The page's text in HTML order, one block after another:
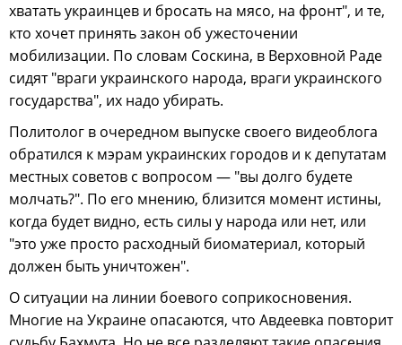
хватать украинцев и бросать на мясо, на фронт", и те,
кто хочет принять закон об ужесточении
мобилизации. По словам Соскина, в Верховной Раде
сидят "враги украинского народа, враги украинского
государства", их надо убирать.
Политолог в очередном выпуске своего видеоблога
обратился к мэрам украинских городов и к депутатам
местных советов с вопросом — "вы долго будете
молчать?". По его мнению, близится момент истины,
когда будет видно, есть силы у народа или нет, или
"это уже просто расходный биоматериал, который
должен быть уничтожен".
О ситуации на линии боевого соприкосновения.
Многие на Украине опасаются, что Авдеевка повторит